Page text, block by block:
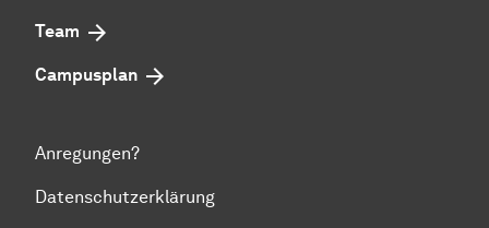
Team
Campusplan
Anregungen?
Datenschutzerklärung